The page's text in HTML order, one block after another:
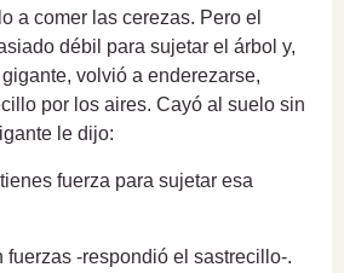
a comer las cerezas. Pero el
débil para sujetar el árbol y,
volvió a enderezarse,
por los aires. Cayó al suelo sin
le dijo:
fuerza para sujetar esa
fuerzas -respondió el sastrecillo-.